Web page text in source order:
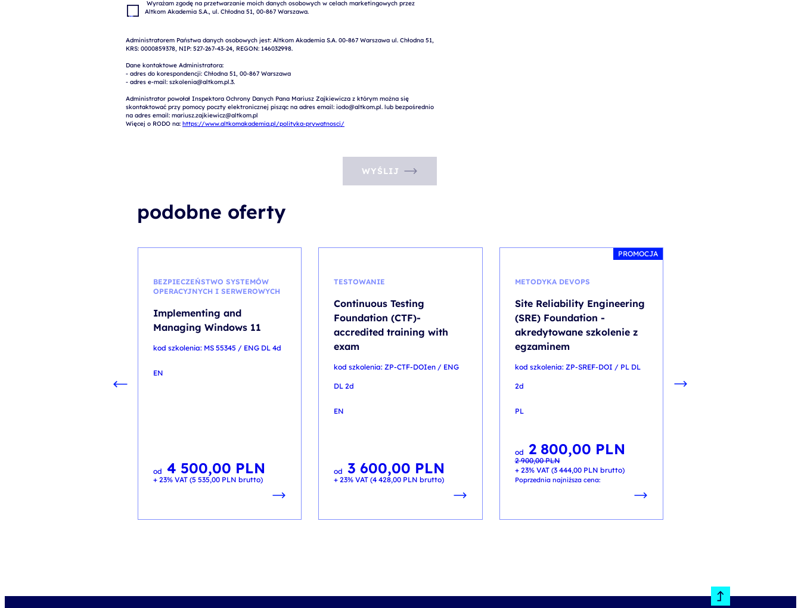
Administratorem Państwa danych osobowych jest: Altkom Akademia S.A. 00-867 Warszawa ul. Chłodna 51,
KRS: 0000859378, NIP: 527-267-43-24, REGON: 146032998.
Dane kontaktowe Administratora:
- adres do korespondencji: Chłodna 51, 00-867 Warszawa
- adres e-mail: szkolenia@altkom.pl.3.
Administrator powołał Inspektora Ochrony Danych Pana Mariusz Zajkiewicza z którym można się
skontaktować przy pomocy poczty elektronicznej pisząc na adres email: iodo@altkom.pl. lub bezpośrednio
na adres email: mariusz.zajkiewicz@altkom.pl
Więcej o RODO na: https://www.altkomakademia.pl/polityka-prywatnosci/
WYŚLIJ
podobne oferty
BEZPIECZEŃSTWO SYSTEMÓW
OPERACYJNYCH I SERWEROWYCH
Implementing and
Managing Windows 11
kod szkolenia: MS 55345 / ENG DL 4d
EN
od 4 500,00 PLN
+ 23% VAT (5 535,00 PLN brutto)
TESTOWANIE
Continuous Testing
Foundation (CTF)-
accredited training with
exam
kod szkolenia: ZP-CTF-DOIen / ENG
DL 2d
EN
od 3 600,00 PLN
+ 23% VAT (4 428,00 PLN brutto)
PROMOCJA
METODYKA DEVOPS
Site Reliability Engineering
(SRE) Foundation -
akredytowane szkolenie z
egzaminem
kod szkolenia: ZP-SREF-DOI / PL DL
2d
PL
od
2 900,00PLN
Pierwotna
cena
wynosiła:
2 900,00 PLN.
2 800,00 PLN
Aktualna
cena
wynosi:
2 800,00 PLN.
+ 23% VAT (3 444,00 PLN brutto)
Poprzednia najniższa cena: